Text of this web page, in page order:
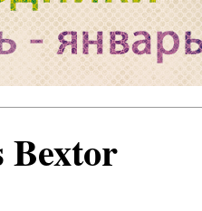
Bextor